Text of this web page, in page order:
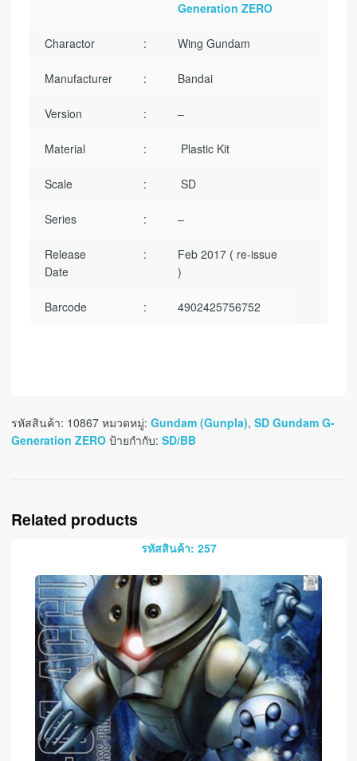
Generation ZERO
Charactor : Wing Gundam
Manufacturer : Bandai
Version : –
Material : Plastic Kit
Scale : SD
Series : –
Release
Date
:
Feb 2017 ( re-issue
)
Barcode : 4902425756752
รหัสสินค้า: 10867 หมวดหมู่: Gundam (Gunpla), SD Gundam G-
Generation ZERO ป้ายกำกับ: SD/BB
Related products
รหัสสินค้า: 257